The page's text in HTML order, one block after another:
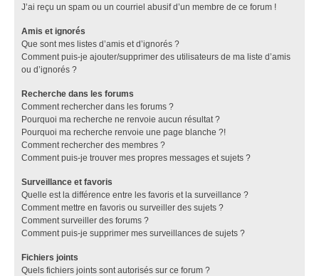
J’ai reçu un spam ou un courriel abusif d’un membre de ce forum !
Amis et ignorés
Que sont mes listes d’amis et d’ignorés ?
Comment puis-je ajouter/supprimer des utilisateurs de ma liste d’amis
ou d’ignorés ?
Recherche dans les forums
Comment rechercher dans les forums ?
Pourquoi ma recherche ne renvoie aucun résultat ?
Pourquoi ma recherche renvoie une page blanche ?!
Comment rechercher des membres ?
Comment puis-je trouver mes propres messages et sujets ?
Surveillance et favoris
Quelle est la différence entre les favoris et la surveillance ?
Comment mettre en favoris ou surveiller des sujets ?
Comment surveiller des forums ?
Comment puis-je supprimer mes surveillances de sujets ?
Fichiers joints
Quels fichiers joints sont autorisés sur ce forum ?